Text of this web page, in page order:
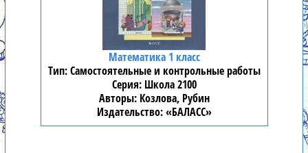
Математика 1 класс
Самостоятельные и контрольные работы
Школа 2100
Козлова, Рубин
«БАЛАСС»